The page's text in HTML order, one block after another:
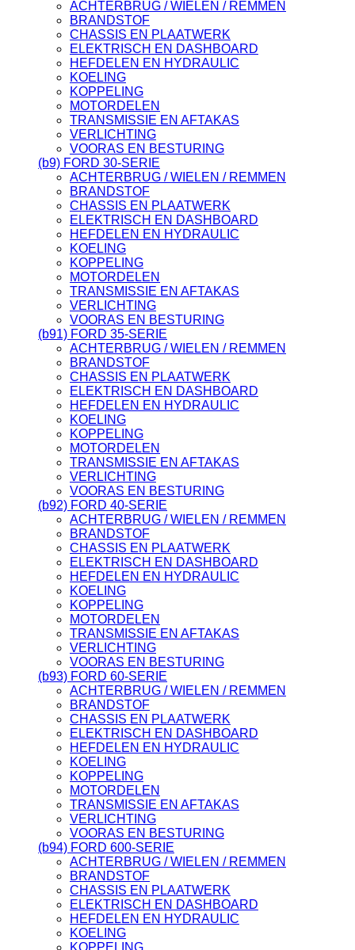
ACHTERBRUG / WIELEN / REMMEN
BRANDSTOF
CHASSIS EN PLAATWERK
ELEKTRISCH EN DASHBOARD
HEFDELEN EN HYDRAULIC
KOELING
KOPPELING
MOTORDELEN
TRANSMISSIE EN AFTAKAS
VERLICHTING
VOORAS EN BESTURING
(b9) FORD 30-SERIE
ACHTERBRUG / WIELEN / REMMEN
BRANDSTOF
CHASSIS EN PLAATWERK
ELEKTRISCH EN DASHBOARD
HEFDELEN EN HYDRAULIC
KOELING
KOPPELING
MOTORDELEN
TRANSMISSIE EN AFTAKAS
VERLICHTING
VOORAS EN BESTURING
(b91) FORD 35-SERIE
ACHTERBRUG / WIELEN / REMMEN
BRANDSTOF
CHASSIS EN PLAATWERK
ELEKTRISCH EN DASHBOARD
HEFDELEN EN HYDRAULIC
KOELING
KOPPELING
MOTORDELEN
TRANSMISSIE EN AFTAKAS
VERLICHTING
VOORAS EN BESTURING
(b92) FORD 40-SERIE
ACHTERBRUG / WIELEN / REMMEN
BRANDSTOF
CHASSIS EN PLAATWERK
ELEKTRISCH EN DASHBOARD
HEFDELEN EN HYDRAULIC
KOELING
KOPPELING
MOTORDELEN
TRANSMISSIE EN AFTAKAS
VERLICHTING
VOORAS EN BESTURING
(b93) FORD 60-SERIE
ACHTERBRUG / WIELEN / REMMEN
BRANDSTOF
CHASSIS EN PLAATWERK
ELEKTRISCH EN DASHBOARD
HEFDELEN EN HYDRAULIC
KOELING
KOPPELING
MOTORDELEN
TRANSMISSIE EN AFTAKAS
VERLICHTING
VOORAS EN BESTURING
(b94) FORD 600-SERIE
ACHTERBRUG / WIELEN / REMMEN
BRANDSTOF
CHASSIS EN PLAATWERK
ELEKTRISCH EN DASHBOARD
HEFDELEN EN HYDRAULIC
KOELING
KOPPELING